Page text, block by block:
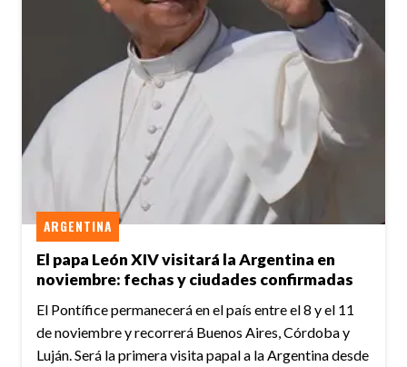
El papa León XIV visitará la Argentina en
noviembre: fechas y ciudades confirmadas
ARGENTINA
El Pontífice permanecerá en el país entre el 8 y el 11
de noviembre y recorrerá Buenos Aires, Córdoba y
Luján. Será la primera visita papal a la Argentina desde